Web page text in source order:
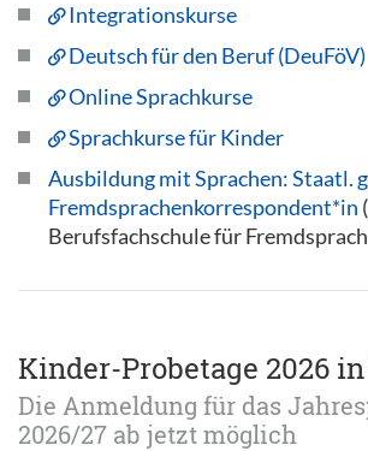
Integrationskurse
Deutsch für den Beruf (DeuFöV)
Online Sprachkurse
Sprachkurse für Kinder
Ausbildung mit Sprachen: Staatl.
Fremdsprachenkorrespondent*in
Berufsfachschule für
Kinder-Probetage 2026
Die Anmeldung für das
2026/27 ab jetzt möglich